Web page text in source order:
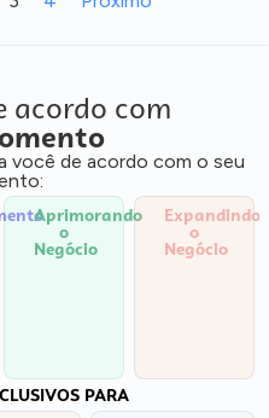
acordo com
você de acordo com o seu
Aprimorando
o
Negócio
Expandindo
o
Negócio
PARA